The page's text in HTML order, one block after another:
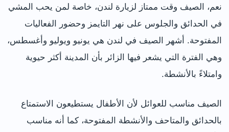
نعم، الصيف وقت ممتاز لزيارة لندن، خاصة لمن يحب المشي
في الحدائق والجلوس على نهر التايمز وحضور الفعاليات
المفتوحة. أشهر الصيف في لندن هي يونيو ويوليو وأغسطس،
وهي الفترة التي يشعر فيها الزائر بأن المدينة أكثر حيوية
وامتلاءً بالأنشطة.
الصيف مناسب للعوائل لأن الأطفال يستطيعون الاستمتاع
بالحدائق والمتاحف والأنشطة المفتوحة، كما أنه مناسب